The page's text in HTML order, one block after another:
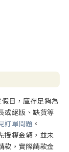
大的應當是求
將來，指點人生
橋者的角色，讓
。那位宣教的主
行，責備他們對
解聖經，以致他
日，庫存足夠為
或絕版、缺貨等
訂單問題 。
授權金額，並未
款，實際請款金